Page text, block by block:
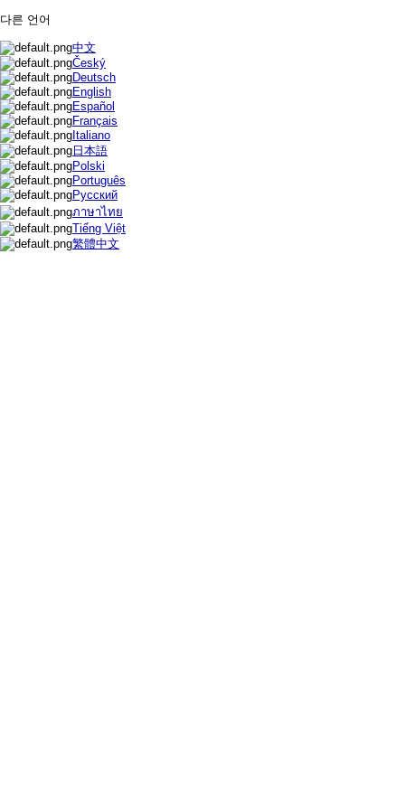
다른 언어
中文
Český
Deutsch
English
Español
Français
Italiano
日本語
Polski
Português
Русский
ภาษาไทย
Tiếng Việt
繁體中文